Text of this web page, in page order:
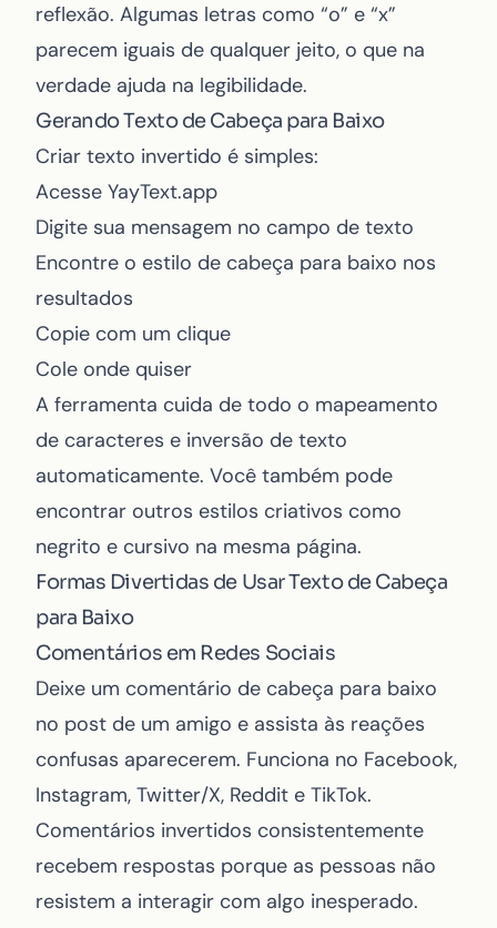
reflexão. Algumas letras como “o” e “x”
parecem iguais de qualquer jeito, o que na
verdade ajuda na legibilidade.
Gerando Texto de Cabeça para Baixo
Criar texto invertido é simples:
Acesse YayText.app
Digite sua mensagem no campo de texto
Encontre o estilo de cabeça para baixo nos
resultados
Copie com um clique
Cole onde quiser
A ferramenta cuida de todo o mapeamento
de caracteres e inversão de texto
automaticamente. Você também pode
encontrar outros estilos criativos como
negrito e cursivo na mesma página.
Formas Divertidas de Usar Texto de Cabeça
para Baixo
Comentários em Redes Sociais
Deixe um comentário de cabeça para baixo
no post de um amigo e assista às reações
confusas aparecerem. Funciona no Facebook,
Instagram, Twitter/X, Reddit e TikTok.
Comentários invertidos consistentemente
recebem respostas porque as pessoas não
resistem a interagir com algo inesperado.